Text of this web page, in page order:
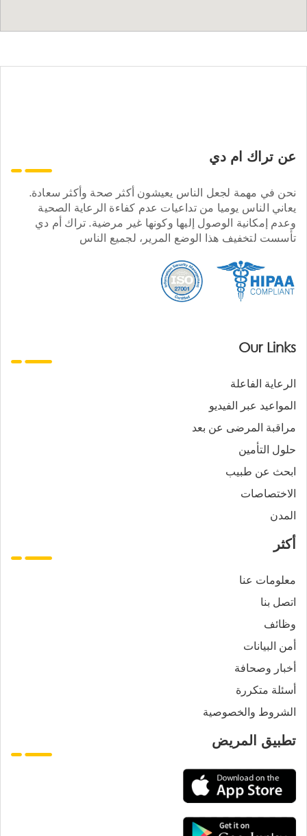
عن تراك ام دي
نحن في مهمة لجعل الناس يعيشون أكثر صحة وأكثر سعادة.
يعاني الناس يوميا من تداعيات عدم كفاءة الرعاية الصحية
وعدم إمكانية الوصول إليها وكونها غير مرضية. تراك أم دي
تأسست لتخفيف هذا الوضع المرير، لجميع الناس
Our Links
الرعاية الفاعلة
المواعيد عبر الفيديو
مراقبة المرضى عن بعد
حلول التأمين
ابحث عن طبيب
الاختصاصات
المدن
أكثر
معلومات عنا
اتصل بنا
وظائف
أمن البيانات
أخبار وصحافة
أسئلة متكررة
الشروط والخصوصية
تطبيق المريض